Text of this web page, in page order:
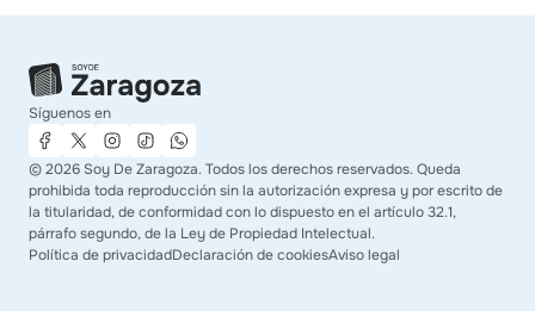
Síguenos en
©2026 Soy De Zaragoza. Todos los derechos reservados. Queda
prohibida toda reproducción sin la autorización expresa y por escrito de
la titularidad, de conformidad con lo dispuesto en el artículo 32.1,
párrafo segundo, de la Ley de Propiedad Intelectual.
Política de privacidadDeclaración de cookiesAviso legal